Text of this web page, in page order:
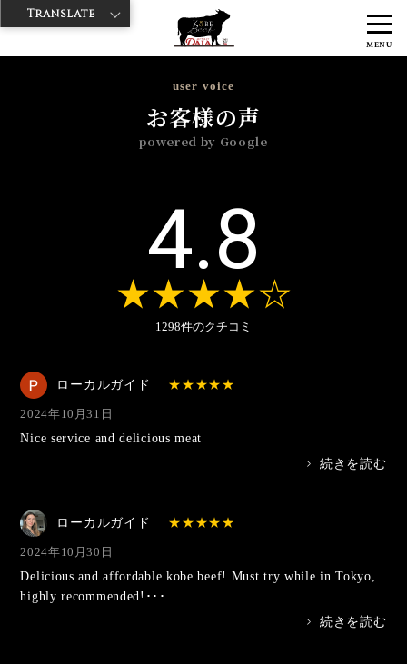
MENU
神戸牛ダイヤ > 神戸牛ダイア 浅草国際通り店 >
user voice
お客様の声
powered by Google
4.8
1298件のクチコミ
ローカルガイド
2024年10月31日
Nice service and delicious meat
>
続きを読む
ローカルガイド
2024年10月30日
Delicious and affordable kobe beef! Must try while in Tokyo,
highly recommended!･･･
>
続きを読む
Translate